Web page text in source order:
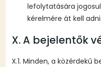
lefolytatására
kérelmére át kell adni.
X. A bejelentők
X.1. Minden, a közérdekű